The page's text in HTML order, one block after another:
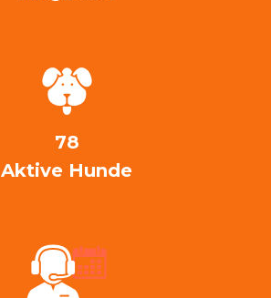
78
Aktive Hunde